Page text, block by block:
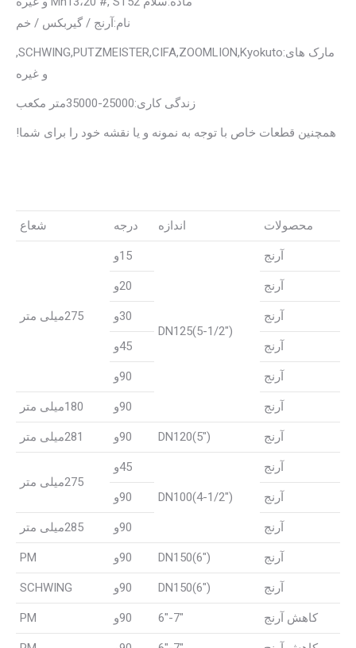
نام:آرنج / گیربکس / خم
مارک های:SCHWING,PUTZMEISTER,CIFA,ZOOMLION,Kyokuto,
و غیره
زندگی کاری:25000-35000متر مکعب
همچنین قطعات خاص با توجه به نمونه و یا نقشه خود را برای شما!
محصولات اندازه درجه شعاع
آرنج
DN125(5-1/2″)
15و
275میلی متر
آرنج 20و
آرنج 30و
آرنج 45و
آرنج 90و
آرنج 90و 180میلی متر
آرنج DN120(5″) 90و 281میلی متر
آرنج
DN100(4-1/2″)
45و
275میلی متر
آرنج
90و
آرنج 90و 285میلی متر
آرنج DN150(6″) 90و PM
آرنج DN150(6″) 90و SCHWING
کاهش آرنج 7″-6″ 90و PM